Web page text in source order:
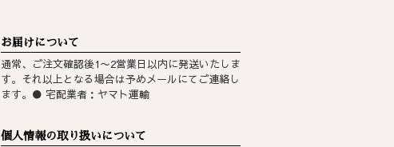
お届けについて
通常、ご注文確認後1〜2営業日以内に発送いたしま
す。それ以上となる場合は予めメールにてご連絡し
ます。● 宅配業者：ヤマト運輸
個人情報の取り扱いについて